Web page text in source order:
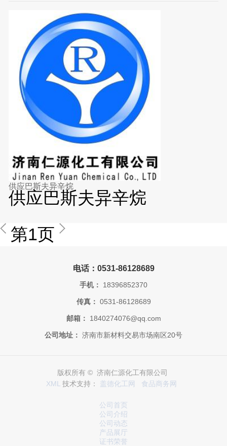
供应巴斯夫异辛烷
供应巴斯夫异辛烷
第1页
电话：0531-86128689
手机： 18396852370
传真： 0531-86128689
邮箱： 1840274076@qq.com
公司地址： 济南市新材料交易市场南区20号
版权所有 © 济南仁源化工有限公司
XML 技术支持： 盖德化工网 食品商务网
公司首页
公司介绍
公司动态
产品展厅
证书荣誉